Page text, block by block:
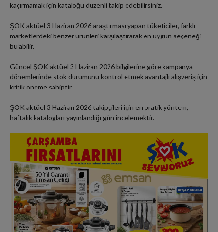
kaçırmamak için kataloğu düzenli takip edebilirsiniz.
ŞOK aktüel 3 Haziran 2026 araştırması yapan tüketiciler, farklı
marketlerdeki benzer ürünleri karşılaştırarak en uygun seçeneği
bulabilir.
Güncel ŞOK aktüel 3 Haziran 2026 bilgilerine göre kampanya
dönemlerinde stok durumunu kontrol etmek avantajlı alışveriş için
kritik öneme sahiptir.
ŞOK aktüel 3 Haziran 2026 takipçileri için en pratik yöntem,
haftalık katalogları yayınlandığı gün incelemektir.